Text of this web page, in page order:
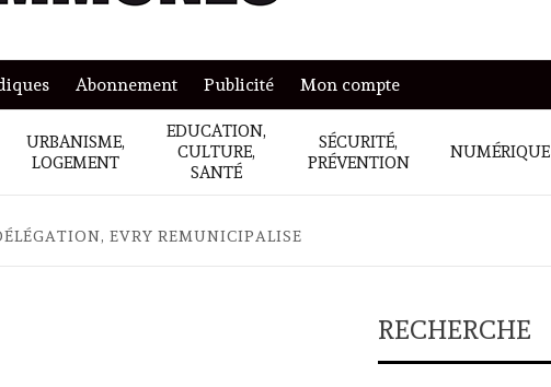
Abonnement Publicité Mon compte
URBANISME,
LOGEMENT
EDUCATION,
CULTURE,
SANTÉ
SÉCURITÉ,
PRÉVENTION
NUMÉRIQUE
EVRY REMUNICIPALISE
RECHERCHE